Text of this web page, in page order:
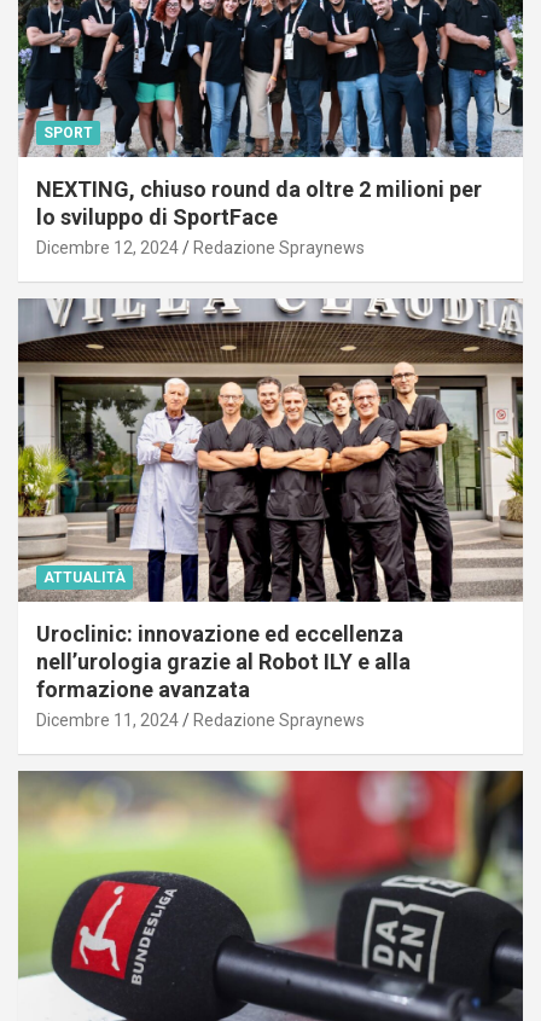
SPORT
NEXTING, chiuso round da oltre 2 milioni per
lo sviluppo di SportFace
Dicembre 12, 2024 Redazione Spraynews
ATTUALITÀ
Uroclinic: innovazione ed eccellenza
nell’urologia grazie al Robot ILY e alla
formazione avanzata
Dicembre 11, 2024 Redazione Spraynews